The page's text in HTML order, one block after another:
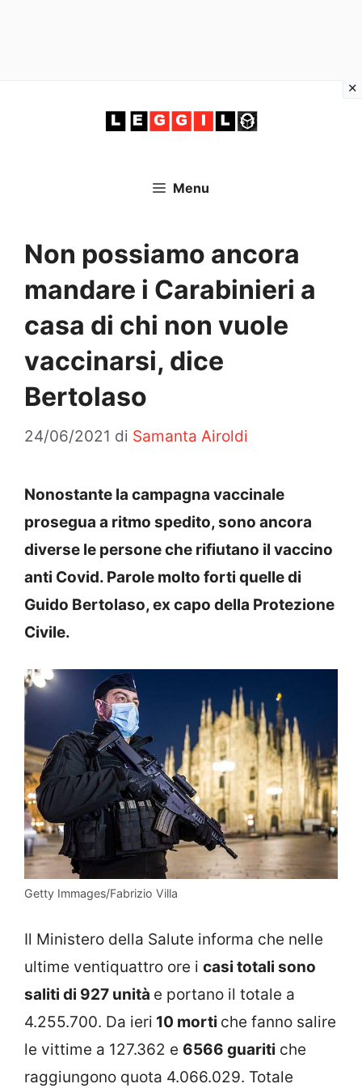
Menu
Non possiamo ancora
mandare i Carabinieri a
casa di chi non vuole
vaccinarsi, dice
Bertolaso
24/06/2021 di Samanta Airoldi
Nonostante la campagna vaccinale
prosegua a ritmo spedito, sono ancora
diverse le persone che rifiutano il vaccino
anti Covid. Parole molto forti quelle di
Guido Bertolaso, ex capo della Protezione
Civile.
Getty Immages/Fabrizio Villa
Il Ministero della Salute informa che nelle
ultime ventiquattro ore i casi totali sono
saliti di 927 unità e portano il totale a
4.255.700. Da ieri 10 morti che fanno salire
le vittime a 127.362 e 6566 guariti che
raggiungono quota 4.066.029. Totale